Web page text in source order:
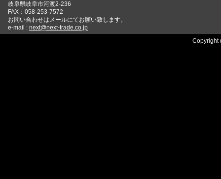
岐阜県岐阜市河渡2-236
FAX：058-253-7572
お問い合わせはメールにてお願い致します。
e-mail : next@next-trade.co.jp
Copyright